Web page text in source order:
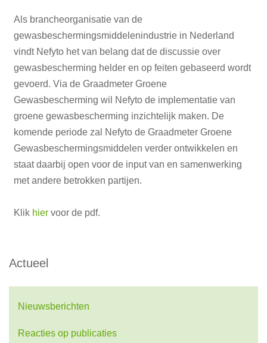
Als brancheorganisatie van de
gewasbeschermingsmiddelenindustrie in Nederland
vindt Nefyto het van belang dat de discussie over
gewasbescherming helder en op feiten gebaseerd wordt
gevoerd. Via de Graadmeter Groene
Gewasbescherming wil Nefyto de implementatie van
groene gewasbescherming inzichtelijk maken. De
komende periode zal Nefyto de Graadmeter Groene
Gewasbeschermingsmiddelen verder ontwikkelen en
staat daarbij open voor de input van en samenwerking
met andere betrokken partijen.
Klik hier voor de pdf.
Actueel
Nieuwsberichten
Reacties op publicaties